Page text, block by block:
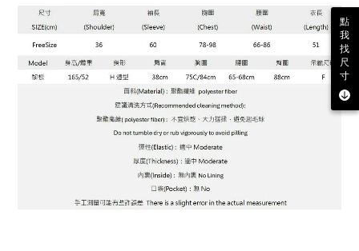
點
我
找
尺
寸